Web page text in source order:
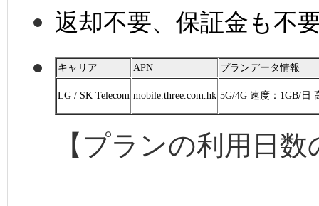
返却不要、保証金も不
キャリア APN プランデータ情報
LG / SK Telecom mobile.three.com.hk 5G/4G 速度：1GB/日
【プランの利用日